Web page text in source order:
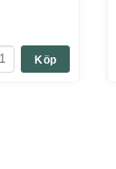
Köp